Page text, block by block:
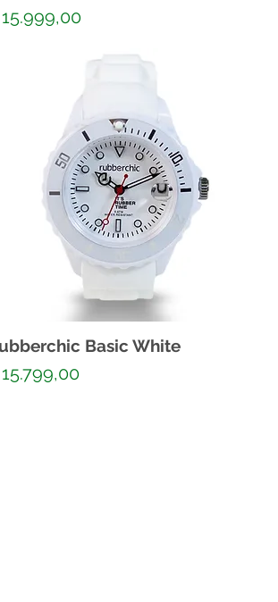
Basic White